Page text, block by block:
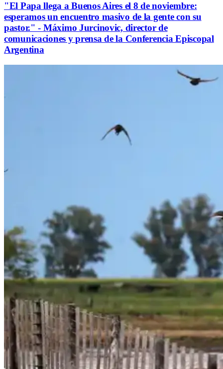
"El Papa llega a Buenos Aires el 8 de noviembre:
esperamos un encuentro masivo de la gente con su
pastor." - Máximo Jurcinovic, director de
comunicaciones y prensa de la Conferencia Episcopal
Argentina